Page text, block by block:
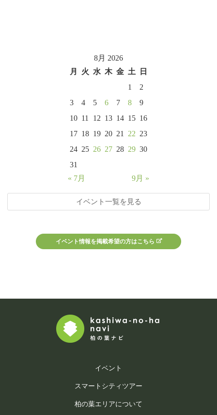
8月 2026
月
火 水 木 金 土
日
1
2
3
4 5 6 7 8
9
10 11 12 13 14 15 16
17 18 19 20 21 22 23
24 25 26 27 28 29 30
31
« 7月
9月 »
イベント一覧を見る
イベント情報を掲載希望の方はこちら
イベント
スマートシティツアー
柏の葉エリアについて